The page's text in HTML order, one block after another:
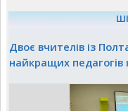
Двоє вчителів із
найкращих педагогів